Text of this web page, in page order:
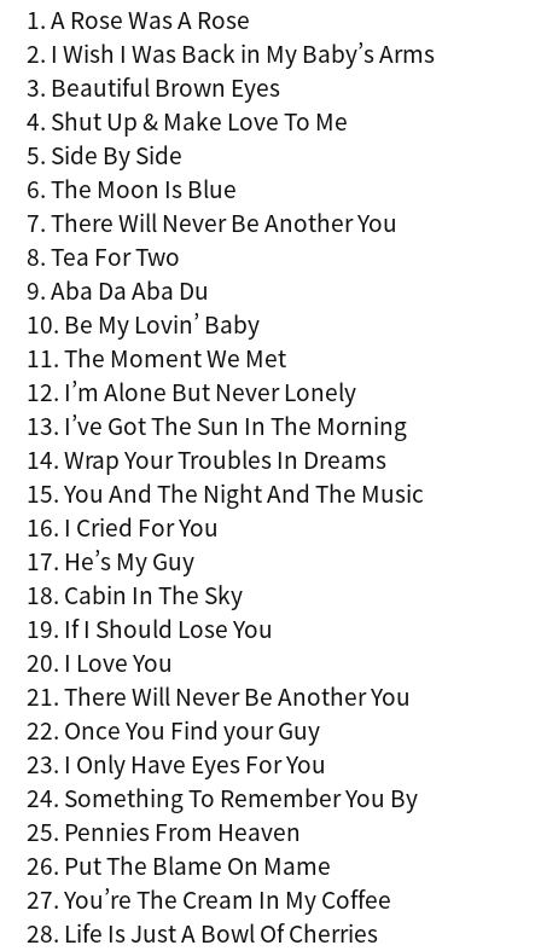
1. A Rose Was A Rose
2. I Wish I Was Back in My Baby’s Arms
3. Beautiful Brown Eyes
4. Shut Up & Make Love To Me
5. Side By Side
6. The Moon Is Blue
7. There Will Never Be Another You
8. Tea For Two
9. Aba Da Aba Du
10. Be My Lovin’ Baby
11. The Moment We Met
12. I’m Alone But Never Lonely
13. I’ve Got The Sun In The Morning
14. Wrap Your Troubles In Dreams
15. You And The Night And The Music
16. I Cried For You
17. He’s My Guy
18. Cabin In The Sky
19. If I Should Lose You
20. I Love You
21. There Will Never Be Another You
22. Once You Find your Guy
23. I Only Have Eyes For You
24. Something To Remember You By
25. Pennies From Heaven
26. Put The Blame On Mame
27. You’re The Cream In My Coffee
28. Life Is Just A Bowl Of Cherries